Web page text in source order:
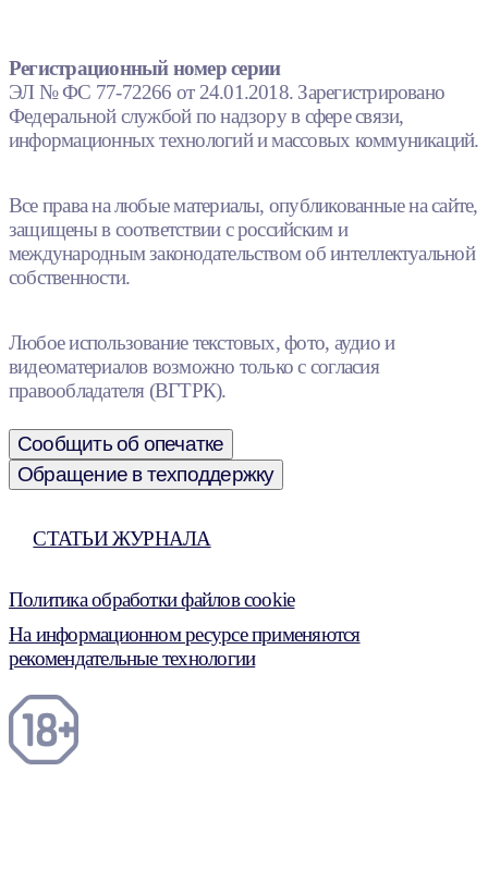
Регистрационный номер серии
ЭЛ № ФС 77-72266 от 24.01.2018. Зарегистрировано
Федеральной службой по надзору в сфере связи,
информационных технологий и массовых коммуникаций.
Все права на любые материалы, опубликованные на сайте,
защищены в соответствии с российским и
международным законодательством об интеллектуальной
собственности.
Любое использование текстовых, фото, аудио и
видеоматериалов возможно только с согласия
правообладателя (ВГТРК).
Сообщить об опечатке
Обращение в техподдержку
СТАТЬИ ЖУРНАЛА
Политика обработки файлов cookie
На информационном ресурсе применяются
рекомендательные технологии